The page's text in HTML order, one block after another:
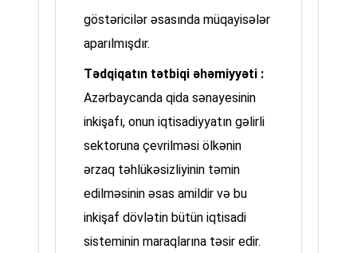
göstəricilər əsasında müqayisələr
aparılmışdır.
Tədqiqatın tətbiqi əhəmiyyəti :
Azərbaycanda qida sənayesinin
inkişafı, onun iqtisadiyyatın gəlirli
sektoruna çevrilməsi ölkənin
ərzaq təhlükəsizliyinin təmin
edilməsinin əsas amildir və bu
inkişaf dövlətin bütün iqtisadi
sisteminin maraqlarına təsir edir.